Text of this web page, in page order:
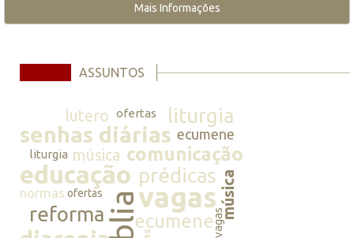
Mais Informações
ASSUNTOS
lutero ofertas liturgia
senhas diárias ecumene
liturgia música comunicação
educação prédicasmúsica
normas ofertas vagas
reforma ecumenevagas